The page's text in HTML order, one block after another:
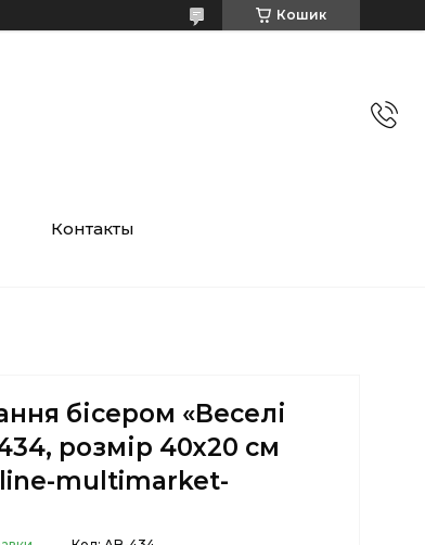
Кошик
Контакты
бісером «Веселі
розмір 40х20 см
multimarket-